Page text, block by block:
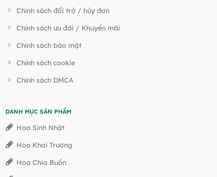
Chính sách đổi trả / hủy đơn
Chính sách ưu đãi / Khuyến mãi
Chính sách bảo mật
Chính sách cookie
Chính sách DMCA
DANH MỤC SẢN PHẨM
Hoa Sinh Nhật
Hoa Khai Trương
Hoa Chia Buồn